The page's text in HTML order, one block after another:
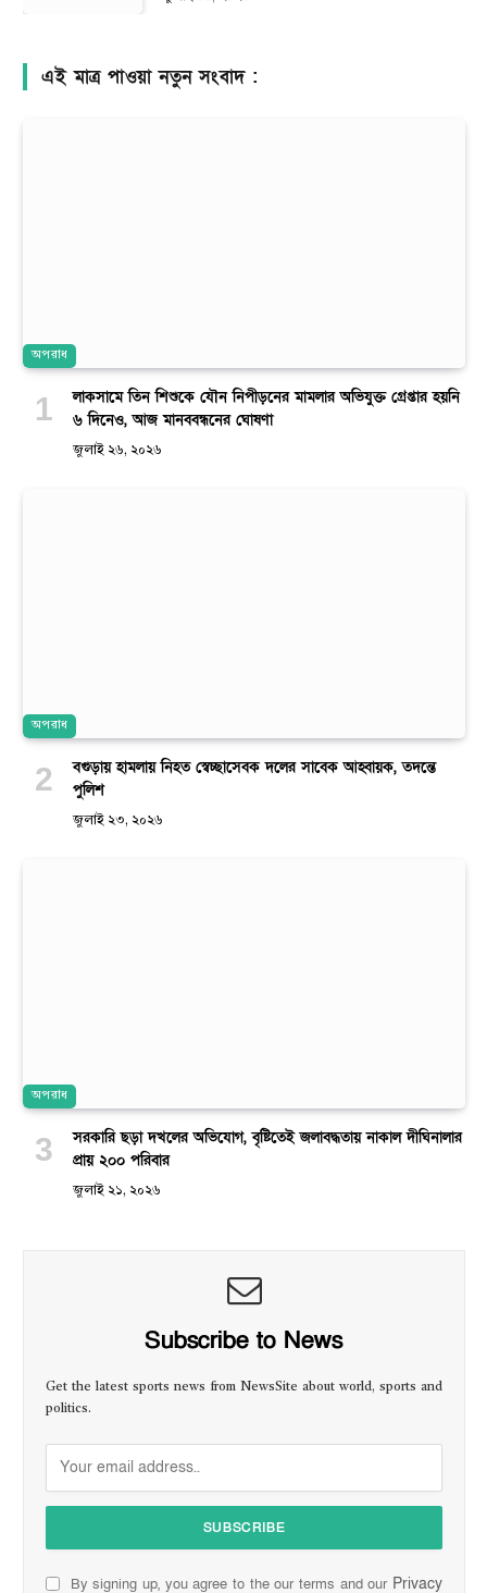
এই মাত্র পাওয়া নতুন সংবাদ :
অপরাধ
লাকসামে তিন শিশুকে যৌন নিপীড়নের মামলার অভিযুক্ত গ্রেপ্তার হয়নি
৬ দিনেও, আজ মানববন্ধনের ঘোষণা
জুলাই ২৬, ২০২৬
অপরাধ
বগুড়ায় হামলায় নিহত স্বেচ্ছাসেবক দলের সাবেক আহ্বায়ক, তদন্তে
পুলিশ
জুলাই ২৩, ২০২৬
অপরাধ
সরকারি ছড়া দখলের অভিযোগ, বৃষ্টিতেই জলাবদ্ধতায় নাকাল দীঘিনালার
প্রায় ২০০ পরিবার
জুলাই ২১, ২০২৬
Subscribe to News
Get the latest sports news from NewsSite about world, sports and
politics.
By signing up, you agree to the our terms and our Privacy